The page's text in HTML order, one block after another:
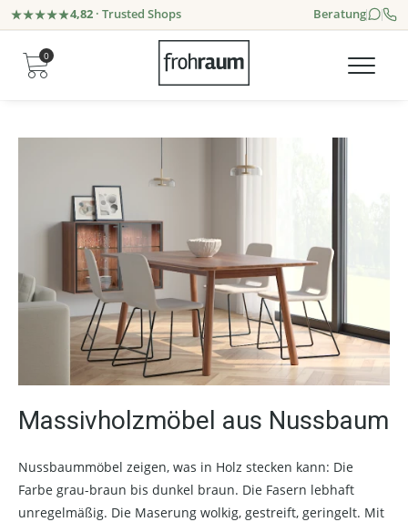
4,82 · Trusted Shops Beratung
0
Massivholzmöbel aus Nussbaum
Nussbaummöbel zeigen, was in Holz stecken kann: Die
Farbe grau-braun bis dunkel braun. Die Fasern lebhaft
unregelmäßig. Die Maserung wolkig, gestreift, geringelt. Mit